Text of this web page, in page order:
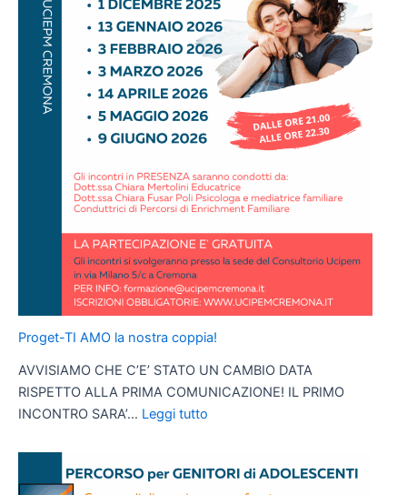
Proget-TI AMO la nostra coppia!
AVVISIAMO CHE C’E’ STATO UN CAMBIO DATA
RISPETTO ALLA PRIMA COMUNICAZIONE! IL PRIMO
INCONTRO SARA’… Leggi tutto
AMO